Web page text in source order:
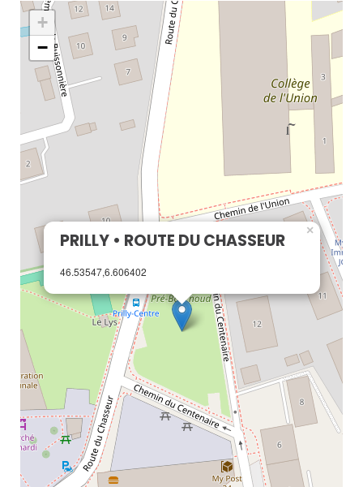
PRILLY • ROUTE DU CHASSEUR
46.53547,6.606402
×
+
−